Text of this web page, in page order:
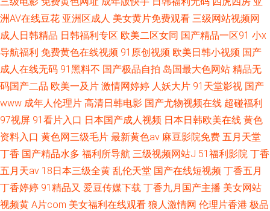
洲AV在线豆花 亚洲区成人 美女黄片免费观看 三级网站视频网
成人日韩精品 日韩福利专区 欧美二区女同 国产精品一区91 小x
导航福利 免费黄色在线视频 91原创视频 欧美日韩小视频 国产
成人在线无码 91黑料不 国产极品自拍 岛国最大色网站 精品无
码国产二品 欧美一及片 激情网婷婷 人妖大片 91天堂影视 国产
www 成年人伦理片 高清日韩电影 国产尤物视频在线 超碰福利
97视屏 91看片入口 日本国产成人视频 日本日韩欧美在线 黄色
资料入口 黄色网三级毛片 最新黄色av 麻豆影院免费 五月天堂
丁香 国产精品水多 福利所导航 三级视频网站J 51福利影院 丁香
五月天av 18日本三级全黄 乱伦天堂 国产在线短视频 丁香五月
丁香婷婷 91精品又 爱豆传媒下载 丁香九月国产主播 美女网站
视频黄 A片com 美女福利在线观看 狼人激情网 伦理片香港 极品